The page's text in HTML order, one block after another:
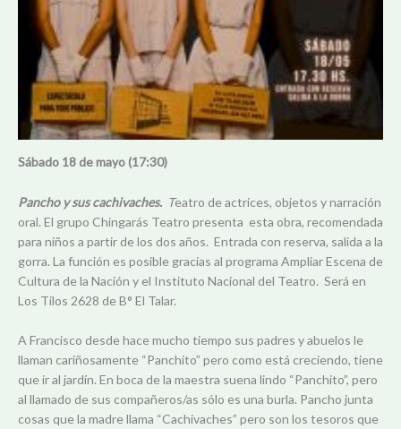
Sábado 18 de mayo (17:30)
Pancho y sus cachivaches. Teatro de actrices, objetos y narración
oral. El grupo Chingarás Teatro presenta esta obra, recomendada
para niños a partir de los dos años. Entrada con reserva, salida a la
gorra. La función es posible gracias al programa Ampliar Escena de
Cultura de la Nación y el Instituto Nacional del Teatro. Será en
Los Tilos 2628 de B° El Talar.
A Francisco desde hace mucho tiempo sus padres y abuelos le
llaman cariñosamente “Panchito” pero como está creciendo, tiene
que ir al jardín. En boca de la maestra suena lindo “Panchito”, pero
al llamado de sus compañeros/as sólo es una burla. Pancho junta
cosas que la madre llama “Cachivaches” pero son los tesoros que